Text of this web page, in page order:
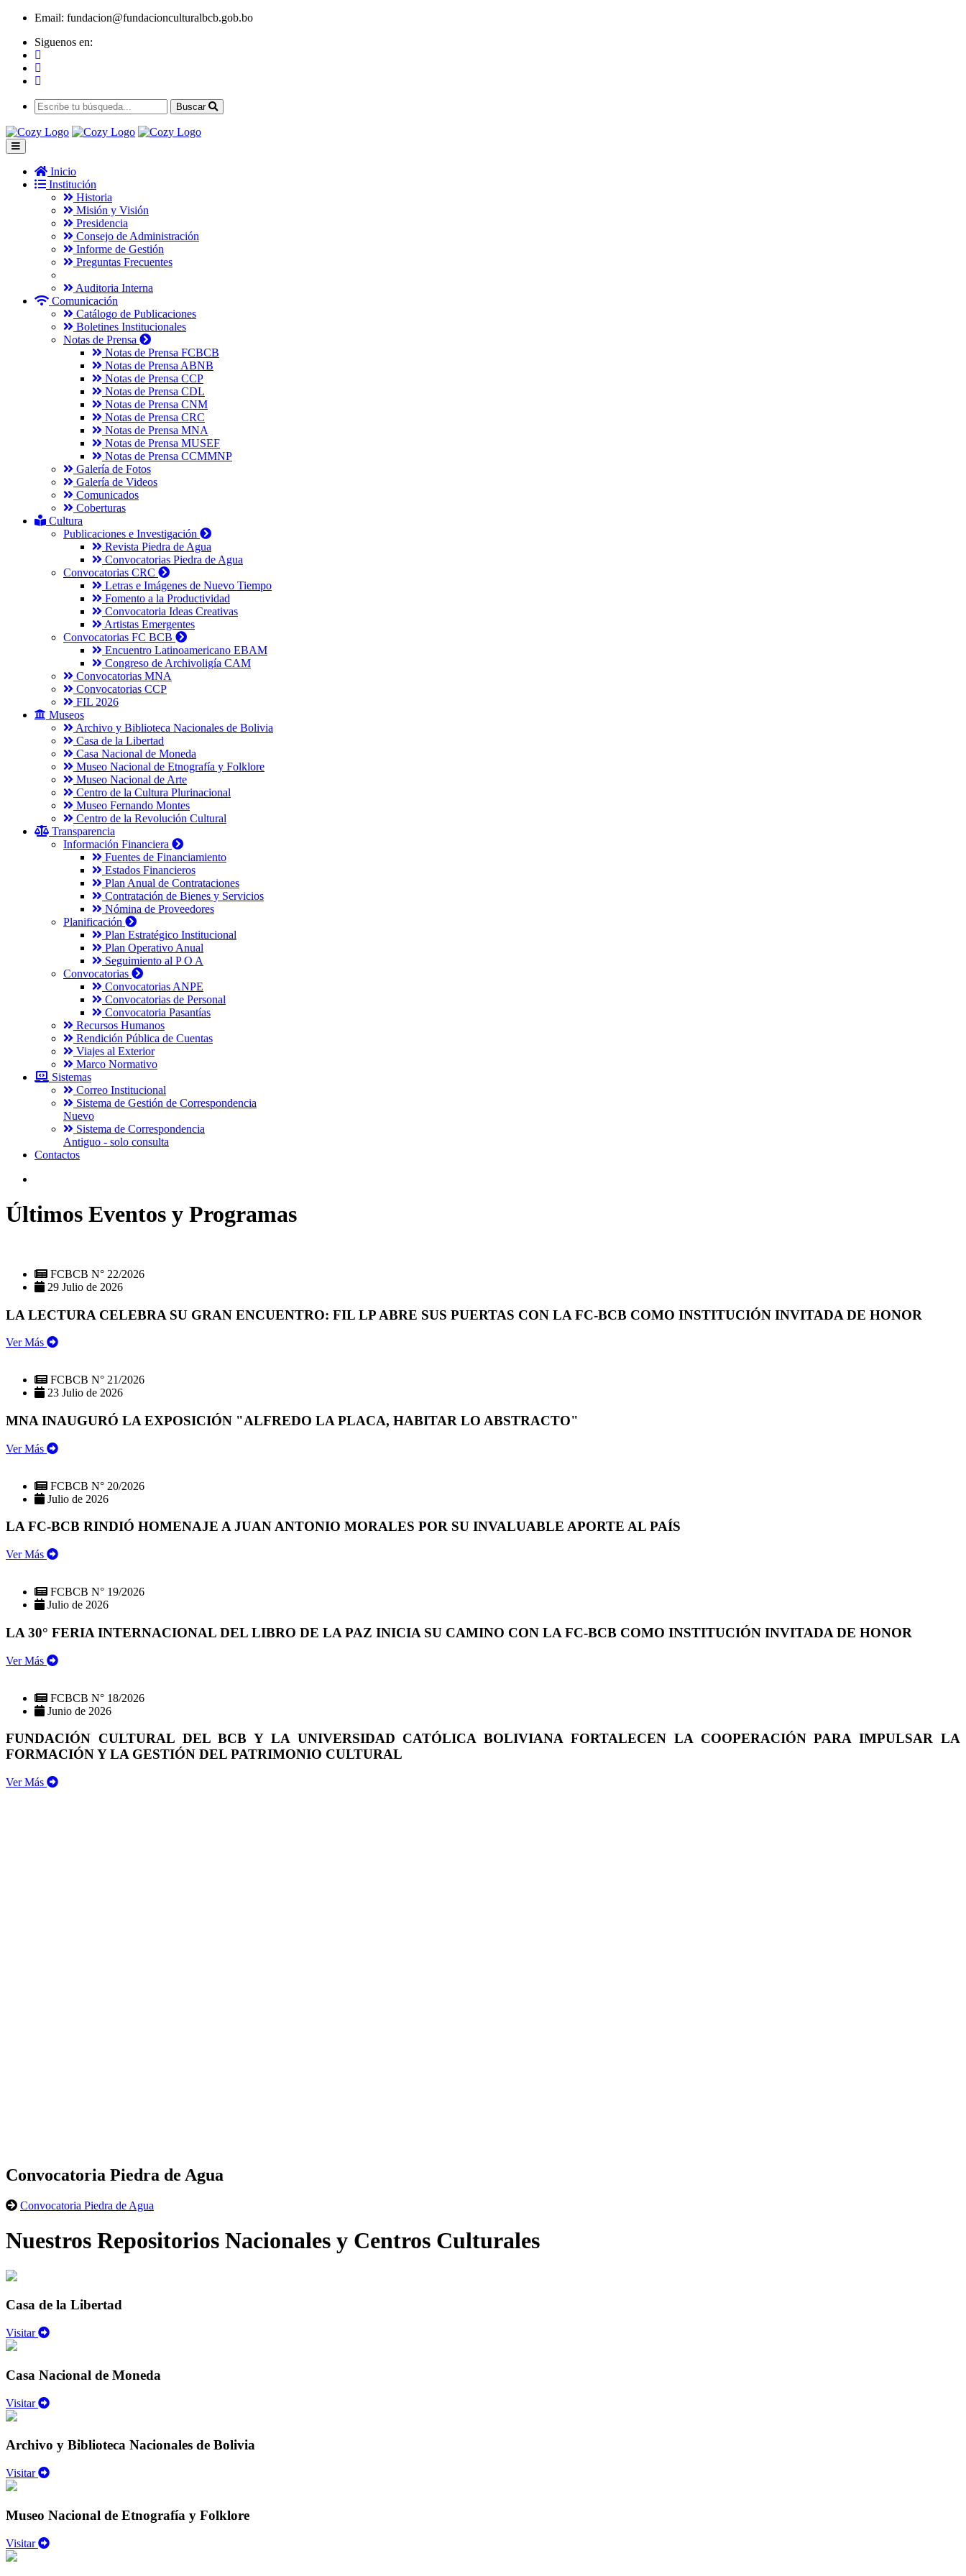
Email: fundacion@fundacionculturalbcb.gob.bo
Siguenos en:
Buscar
Inicio
Institución
Historia
Misión y Visión
Presidencia
Consejo de Administración
Informe de Gestión
Preguntas Frecuentes
Auditoria Interna
Comunicación
Catálogo de Publicaciones
Boletines Institucionales
Notas de Prensa
Notas de Prensa FCBCB
Notas de Prensa ABNB
Notas de Prensa CCP
Notas de Prensa CDL
Notas de Prensa CNM
Notas de Prensa CRC
Notas de Prensa MNA
Notas de Prensa MUSEF
Notas de Prensa CCMMNP
Galería de Fotos
Galería de Videos
Comunicados
Coberturas
Cultura
Publicaciones e Investigación
Revista Piedra de Agua
Convocatorias Piedra de Agua
Convocatorias CRC
Letras e Imágenes de Nuevo Tiempo
Fomento a la Productividad
Convocatoria Ideas Creativas
Artistas Emergentes
Convocatorias FC BCB
Encuentro Latinoamericano EBAM
Congreso de Archivoligía CAM
Convocatorias MNA
Convocatorias CCP
FIL 2026
Museos
Archivo y Biblioteca Nacionales de Bolivia
Casa de la Libertad
Casa Nacional de Moneda
Museo Nacional de Etnografía y Folklore
Museo Nacional de Arte
Centro de la Cultura Plurinacional
Museo Fernando Montes
Centro de la Revolución Cultural
Transparencia
Información Financiera
Fuentes de Financiamiento
Estados Financieros
Plan Anual de Contrataciones
Contratación de Bienes y Servicios
Nómina de Proveedores
Planificación
Plan Estratégico Institucional
Plan Operativo Anual
Seguimiento al P O A
Convocatorias
Convocatorias ANPE
Convocatorias de Personal
Convocatoria Pasantías
Recursos Humanos
Rendición Pública de Cuentas
Viajes al Exterior
Marco Normativo
Sistemas
Correo Institucional
Sistema de Gestión de Correspondencia
Nuevo
Sistema de Correspondencia
Antiguo - solo consulta
Contactos
Últimos Eventos y Programas
FCBCB N° 22/2026
29 Julio de 2026
LA LECTURA CELEBRA SU GRAN ENCUENTRO: FIL LP ABRE SUS PUERTAS CON LA FC-BCB COMO INSTITUCIÓN INVITADA DE HONOR
Ver Más
FCBCB N° 21/2026
23 Julio de 2026
MNA INAUGURÓ LA EXPOSICIÓN "ALFREDO LA PLACA, HABITAR LO ABSTRACTO"
Ver Más
FCBCB N° 20/2026
Julio de 2026
LA FC-BCB RINDIÓ HOMENAJE A JUAN ANTONIO MORALES POR SU INVALUABLE APORTE AL PAÍS
Ver Más
FCBCB N° 19/2026
Julio de 2026
LA 30° FERIA INTERNACIONAL DEL LIBRO DE LA PAZ INICIA SU CAMINO CON LA FC-BCB COMO INSTITUCIÓN INVITADA DE HONOR
Ver Más
FCBCB N° 18/2026
Junio de 2026
FUNDACIÓN CULTURAL DEL BCB Y LA UNIVERSIDAD CATÓLICA BOLIVIANA FORTALECEN LA COOPERACIÓN PARA IMPULSAR LA
FORMACIÓN Y LA GESTIÓN DEL PATRIMONIO CULTURAL
Ver Más
Convocatoria Piedra de Agua
Convocatoria Piedra de Agua
Nuestros Repositorios Nacionales y Centros Culturales
Casa de la Libertad
Visitar
Casa Nacional de Moneda
Visitar
Archivo y Biblioteca Nacionales de Bolivia
Visitar
Museo Nacional de Etnografía y Folklore
Visitar